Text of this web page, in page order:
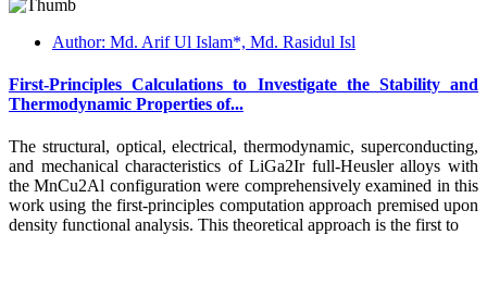
Author: Md. Arif Ul Islam*, Md. Rasidul Isl
First-Principles Calculations to Investigate the Stability and
Thermodynamic Properties of...
The structural, optical, electrical, thermodynamic, superconducting,
and mechanical characteristics of LiGa2Ir full-Heusler alloys with
the MnCu2Al configuration were comprehensively examined in this
work using the first-principles computation approach premised upon
density functional analysis. This theoretical approach is the first to